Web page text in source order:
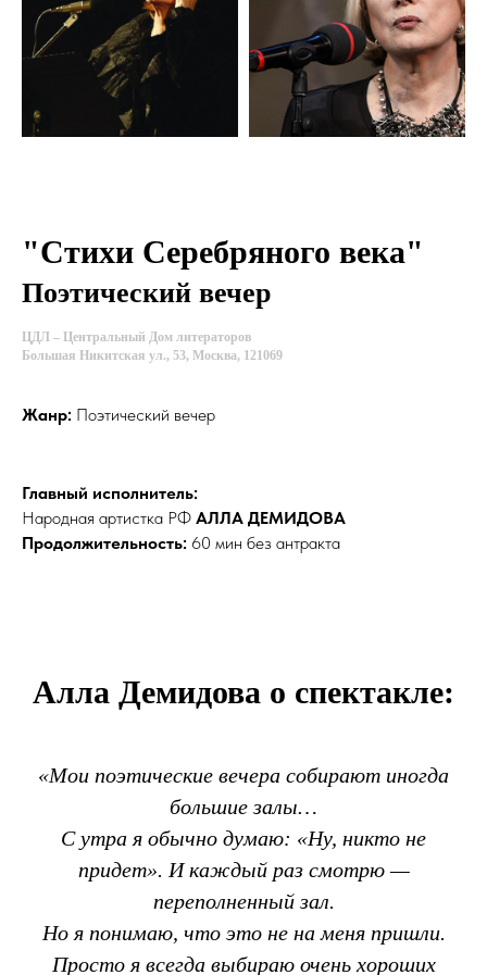
"Стихи Серебряного века"
Поэтический вечер
ЦДЛ – Центральный Дом литераторов
Большая Никитская ул., 53, Москва, 121069
Жанр: Поэтический вечер
Главный исполнитель:
Народная артистка РФ АЛЛА ДЕМИДОВА
Продолжительность: 60 мин без антракта
Алла Демидова о спектакле:
«Мои поэтические вечера собирают иногда
большие залы…
С утра я обычно думаю: «Ну, никто не
придет». И каждый раз смотрю —
переполненный зал.
Но я понимаю, что это не на меня пришли.
Просто я всегда выбираю очень хороших